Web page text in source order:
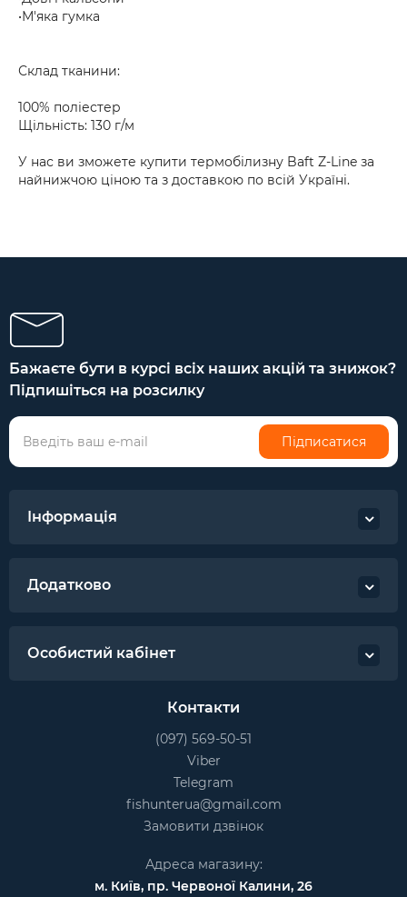
•М'яка гумка
Склад тканини:
100% поліестер
Щільність: 130 г/м
У нас ви зможете купити термобілизну Baft Z-Line за
найнижчою ціною та з доставкою по всій Україні.
Бажаєте бути в курсі всіх наших акцій та знижок?
Підпишіться на розсилку
Підписатися
Інформація
Додатково
Особистий кабінет
Контакти
(097) 569-50-51
Viber
Telegram
fishunterua@gmail.com
Замовити дзвінок
Адреса магазину:
м. Київ, пр. Червоної Калини, 26